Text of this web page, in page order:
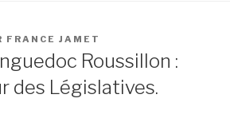
FRANCE JAMET
Roussillon :
des Législatives.